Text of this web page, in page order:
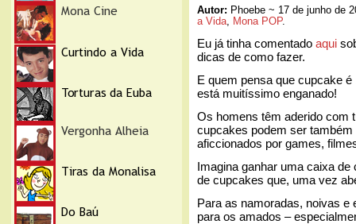
Autor: Phoebe ~ 17 de junho de
a Vida, Mona POP.
Eu já tinha comentado aqui
dicas de como fazer.
E quem pensa que cupcake
está muitíssimo enganado!
Os homens têm aderido com
cupcakes podem ser
aficcionados por games,
Imagina ganhar uma caixa
de cupcakes que, uma vez
Para as namoradas, noivas
para os amados –